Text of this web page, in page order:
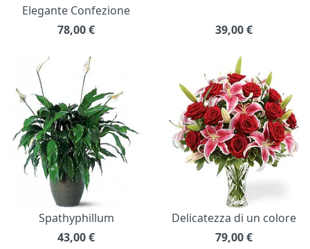
Elegante Confezione
78,00€ 39,00€
Spathyphillum
43,00€
Delicatezza di un colore
79,00€